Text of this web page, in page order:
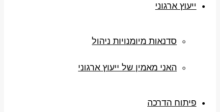
ייעוץ ארגוני
סדנאות מיומנויות ניהול
האני מאמין של ייעוץ ארגוני
פיתוח הדרכה